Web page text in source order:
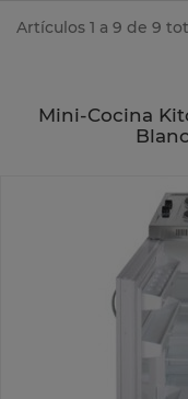
Artículos 1 a 9 de 9
Mini-Cocina